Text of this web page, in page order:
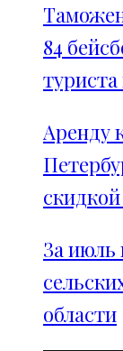
84
Аренду
За июль
области